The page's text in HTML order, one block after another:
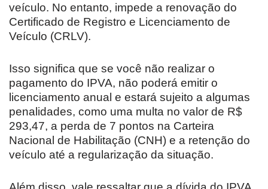
veículo. No entanto, impede a renovação do
Certificado de Registro e Licenciamento de
Veículo (CRLV).
Isso significa que se você não realizar o
pagamento do IPVA, não poderá emitir o
licenciamento anual e estará sujeito a algumas
penalidades, como uma multa no valor de R$
293,47, a perda de 7 pontos na Carteira
Nacional de Habilitação (CNH) e a retenção do
veículo até a regularização da situação.